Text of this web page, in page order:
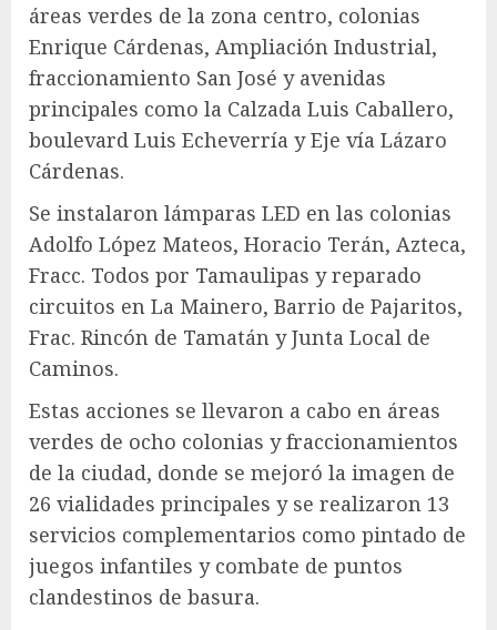
áreas verdes de la zona centro, colonias
Enrique Cárdenas, Ampliación Industrial,
fraccionamiento San José y avenidas
principales como la Calzada Luis Caballero,
boulevard Luis Echeverría y Eje vía Lázaro
Cárdenas.
Se instalaron lámparas LED en las colonias
Adolfo López Mateos, Horacio Terán, Azteca,
Fracc. Todos por Tamaulipas y reparado
circuitos en La Mainero, Barrio de Pajaritos,
Frac. Rincón de Tamatán y Junta Local de
Caminos.
Estas acciones se llevaron a cabo en áreas
verdes de ocho colonias y fraccionamientos
de la ciudad, donde se mejoró la imagen de
26 vialidades principales y se realizaron 13
servicios complementarios como pintado de
juegos infantiles y combate de puntos
clandestinos de basura.